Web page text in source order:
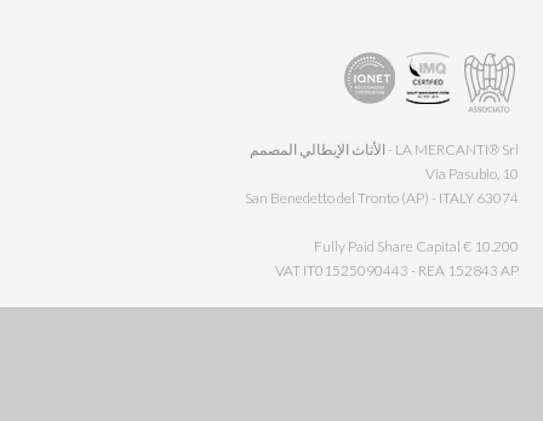
LA MERCANTI® Srl - الأثاث الإيطالي المصمم
Via Pasubio, 10
63074 San Benedetto del Tronto (AP) - ITALY
Fully Paid Share Capital € 10.200
VAT IT01525090443 - REA 152843 AP